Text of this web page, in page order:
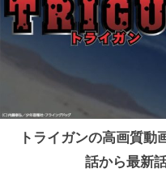
トライガンの高画質
話から最新